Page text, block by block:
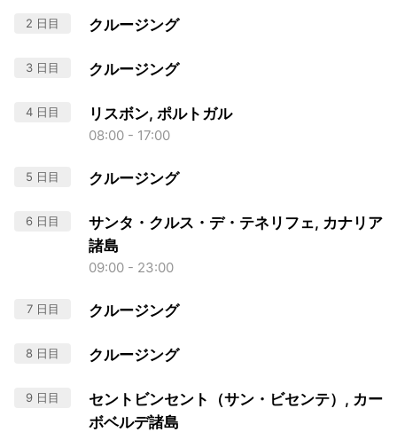
2 日目 クルージング
3 日目 クルージング
4 日目 リスボン, ポルトガル
08:00 - 17:00
5 日目 クルージング
6 日目
サンタ・クルス・デ・テネリフェ, カナリア
諸島
09:00 - 23:00
7 日目 クルージング
8 日目 クルージング
9 日目
セントビンセント（サン・ビセンテ）, カー
ボベルデ諸島